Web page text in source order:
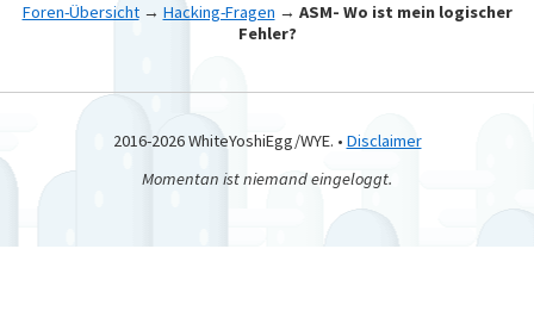
Foren-Übersicht→ Hacking-Fragen → ASM- Wo ist mein logischer
Fehler?
2016-2026 WhiteYoshiEgg/WYE. • Disclaimer
Momentan ist niemand eingeloggt.